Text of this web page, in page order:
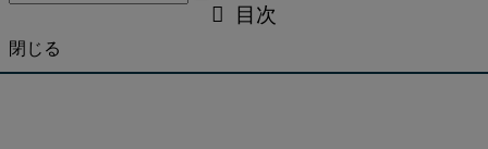
目次
閉じる